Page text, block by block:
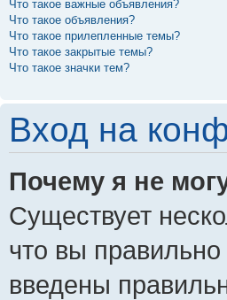
Что такое важные объявления?
Что такое объявления?
Что такое прилепленные темы?
Что такое закрытые темы?
Что такое значки тем?
Вход на
Почему я не
Существует
что вы
введены